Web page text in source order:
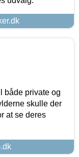
både private og
skulle der
at se deres